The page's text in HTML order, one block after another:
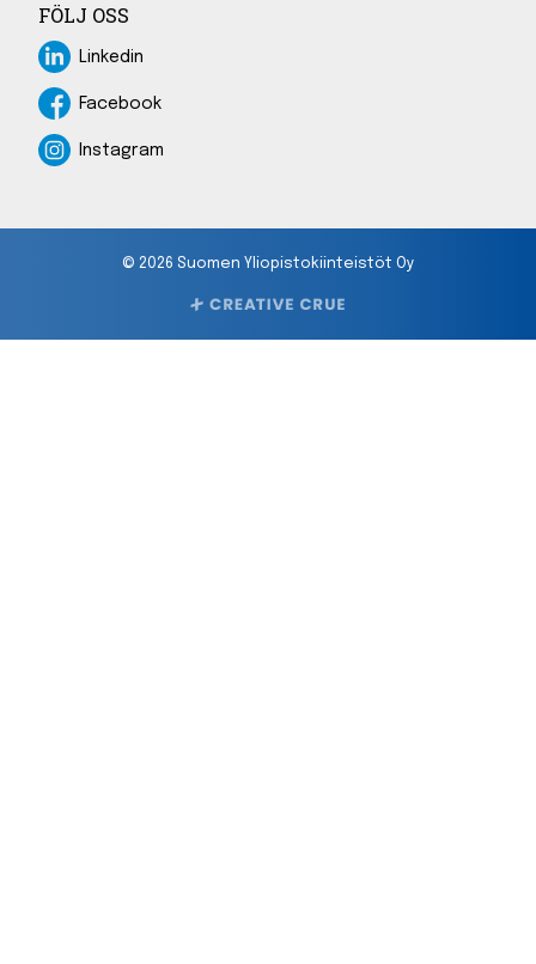
FÖLJ OSS
LinkedinLinkedin
Facebook
Facebook
Instagram
Instagram
© 2026 Suomen Yliopistokiinteistöt Oy